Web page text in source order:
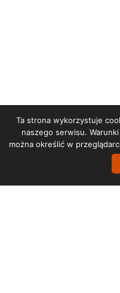
Ta strona wykorzystuje
naszego serwisu.
można określić w